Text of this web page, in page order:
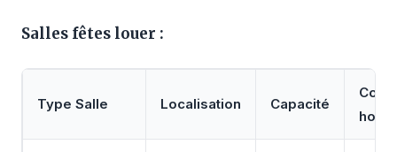
Salles fêtes louer :
Type Salle Localisation Capacité
Coût